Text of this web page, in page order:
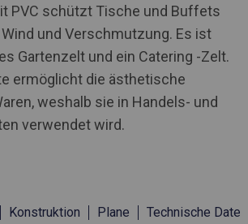
PVC schützt Tische und Buffets
und Verschmutzung. Es ist
Gartenzelt und ein Catering -Zelt.
ermöglicht die ästhetische
weshalb sie in Handels- und
verwendet wird.
Konstruktion Plane Technische Daten